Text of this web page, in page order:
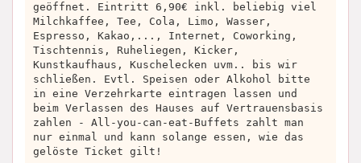
geöffnet. Eintritt 6,90€ inkl. beliebig viel
Milchkaffee, Tee, Cola, Limo, Wasser,
Espresso, Kakao,..., Internet, Coworking,
Tischtennis, Ruheliegen, Kicker,
Kunstkaufhaus, Kuschelecken uvm.. bis wir
schließen. Evtl. Speisen oder Alkohol bitte
in eine Verzehrkarte eintragen lassen und
beim Verlassen des Hauses auf Vertrauensbasis
zahlen - All-you-can-eat-Buffets zahlt man
nur einmal und kann solange essen, wie das
gelöste Ticket gilt!